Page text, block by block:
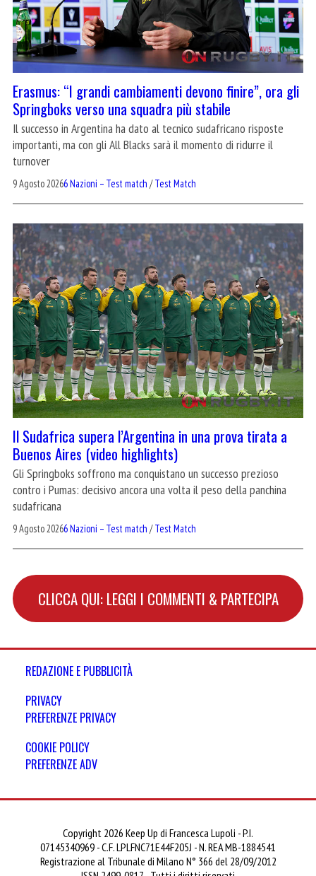
Erasmus: “I grandi cambiamenti devono finire”, ora gli
Springboks verso una squadra più stabile
Il successo in Argentina ha dato al tecnico sudafricano risposte
importanti, ma con gli All Blacks sarà il momento di ridurre il
turnover
9 Agosto 20266 Nazioni – Test match /Test Match
Il Sudafrica supera l’Argentina in una prova tirata a
Buenos Aires (video highlights)
Gli Springboks soffrono ma conquistano un successo prezioso
contro i Pumas: decisivo ancora una volta il peso della panchina
sudafricana
9 Agosto 20266 Nazioni – Test match /Test Match
CLICCA QUI: LEGGI I COMMENTI & PARTECIPA
REDAZIONE E PUBBLICITÀ
PRIVACY
PREFERENZE PRIVACY
COOKIE POLICY
PREFERENZE ADV
Copyright 2026 Keep Up di Francesca Lupoli - P.I.
07145340969 - C.F. LPLFNC71E44F205J - N. REA MB-1884541
Registrazione al Tribunale di Milano N° 366 del 28/09/2012